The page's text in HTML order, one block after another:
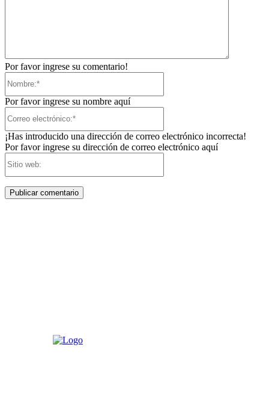
Por favor ingrese su comentario!
Por favor ingrese su nombre aquí
¡Has introducido una dirección de correo electrónico incorrecta!
Por favor ingrese su dirección de correo electrónico aquí